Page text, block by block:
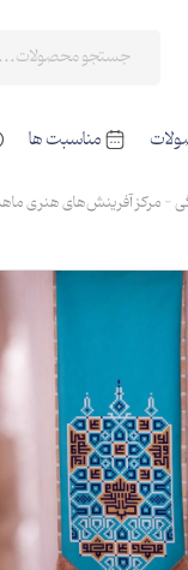
مناسبت ها
- مرکز آفرینش‌های هنری